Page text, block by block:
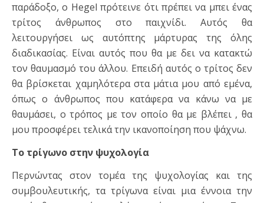
παράδοξο, ο Hegel πρότεινε ότι πρέπει να μπει ένας
τρίτος άνθρωπος στο παιχνίδι. Αυτός θα
λειτουργήσει ως αυτόπτης μάρτυρας της όλης
διαδικασίας. Είναι αυτός που θα με δει να κατακτώ
τον θαυμασμό του άλλου. Επειδή αυτός ο τρίτος δεν
θα βρίσκεται χαμηλότερα στα μάτια μου από εμένα,
όπως ο άνθρωπος που κατάφερα να κάνω να με
θαυμάσει, ο τρόπος με τον οποίο θα με βλέπει , θα
μου προσφέρει τελικά την ικανοποίηση που ψάχνω.
Το τρίγωνο στην ψυχολογία
Περνώντας στον τομέα της ψυχολογίας και της
συμβουλευτικής, τα τρίγωνα είναι μια έννοια την